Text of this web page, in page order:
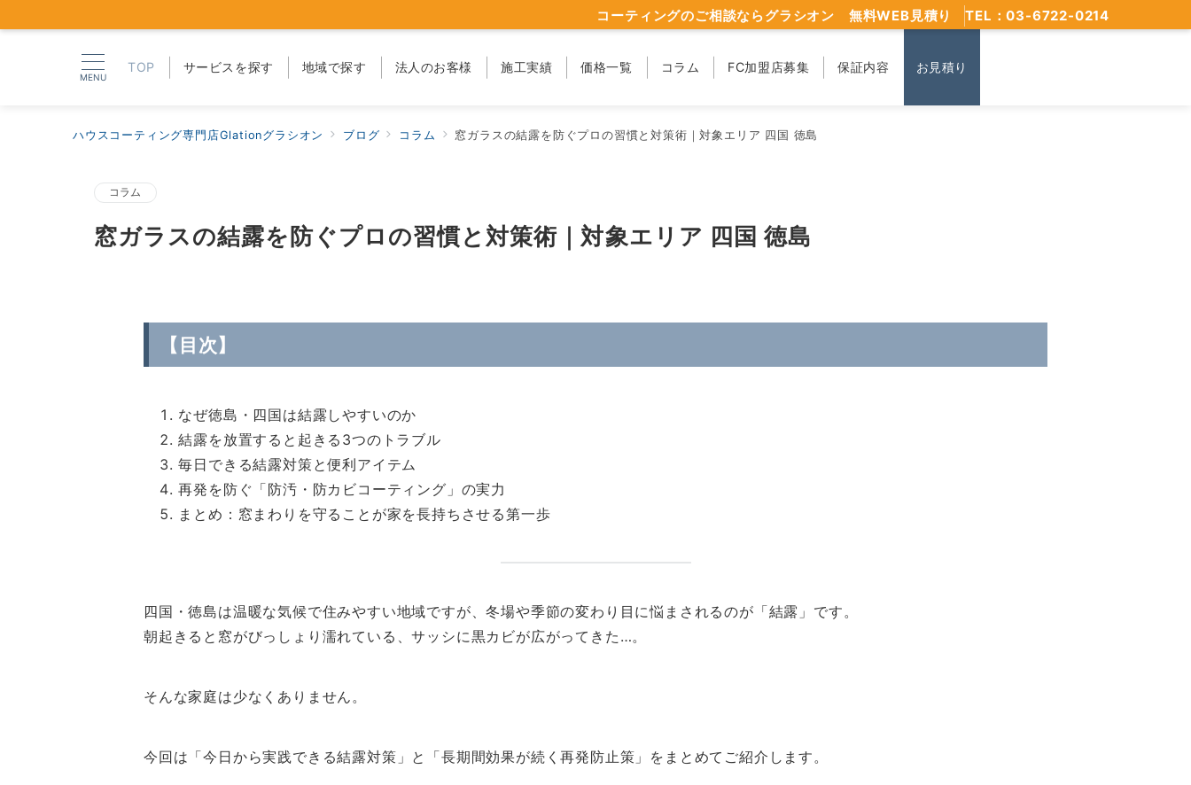
MENU
TOP サービスを探す 地域で探す 法人のお客様 施工実績 価格一覧 コラム FC加盟店募集 保証内容 お見積り
コーティングのご相談ならグラシオン 無料WEB見積り TEL：03-6722-0214
ハウスコーティング専門店Glationグラシオン ブログ コラム 窓ガラスの結露を防ぐプロの習慣と対策術｜対象エリア 四国 徳島
コラム
窓ガラスの結露を防ぐプロの習慣と対策術｜対象エリア 四国 徳島
【目次】
なぜ徳島・四国は結露しやすいのか
結露を放置すると起きる3つのトラブル
毎日できる結露対策と便利アイテム
再発を防ぐ「防汚・防カビコーティング」の実力
まとめ：窓まわりを守ることが家を長持ちさせる第一歩
四国・徳島は温暖な気候で住みやすい地域ですが、冬場や季節の変わり目に悩まされるのが「結露」です。
朝起きると窓がびっしょり濡れている、サッシに黒カビが広がってきた…。
そんな家庭は少なくありません。
今回は「今日から実践できる結露対策」と「長期間効果が続く再発防止策」をまとめてご紹介します。